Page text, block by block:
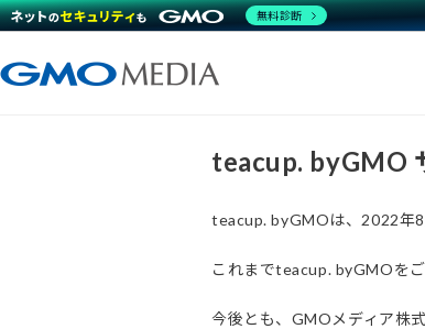
teacup. byGMO
teacup. byGMOは、2022年8
これまでteacup. byGMOを
今後とも、GMOメディア株
無料診断